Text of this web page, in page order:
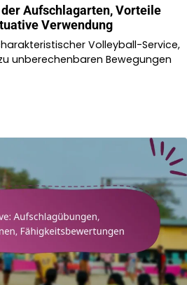
Aufschlagarten, Vorteile
Verwendung
Volleyball-Service,
unberechenbaren Bewegungen